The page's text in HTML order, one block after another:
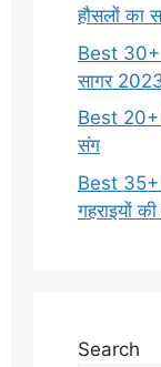
हौसलों का
Best 30+
सागर
Best 20+
संग
Best 35+
गहराइयों
Search